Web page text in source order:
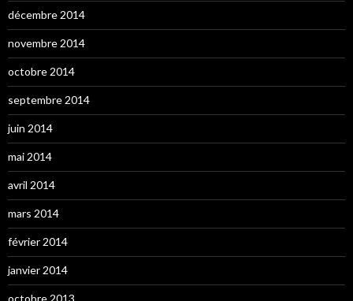
décembre 2014
novembre 2014
octobre 2014
septembre 2014
juin 2014
mai 2014
avril 2014
mars 2014
février 2014
janvier 2014
octobre 2013